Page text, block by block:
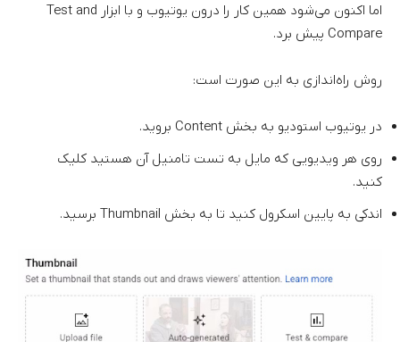
اما اکنون می‌شود همین کار را درون یوتیوب و با ابزار Test and
Compare پیش برد.
روش راه‌اندازی به این صورت است:
در یوتیوب استودیو به بخش Content بروید.
روی هر ویدیویی که مایل به تست تامنیل آن هستید کلیک
کنید.
اندکی به پایین اسکرول کنید تا به بخش Thumbnail برسید.